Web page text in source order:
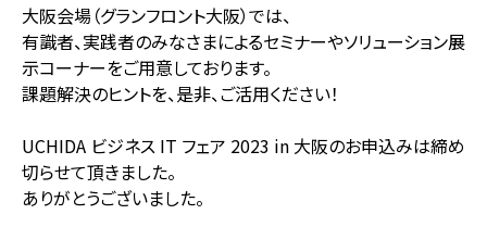
大阪会場（グランフロント大阪）では、
有識者、実践者のみなさまによるセミナーやソリューション展
示コーナーをご用意しております。
課題解決のヒントを、是非、ご活用ください！
UCHIDA ビジネス IT フェア 2023 in 大阪のお申込みは締め
切らせて頂きました。
ありがとうございました。